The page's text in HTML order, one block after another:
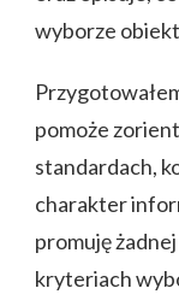
wyborze
pomoże
standardach,
charakter
promuję
kryteriach